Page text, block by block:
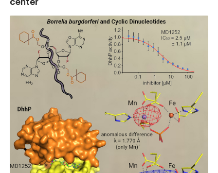
center